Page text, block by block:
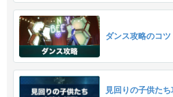
ダンス攻略のコツ
見回りの子供た